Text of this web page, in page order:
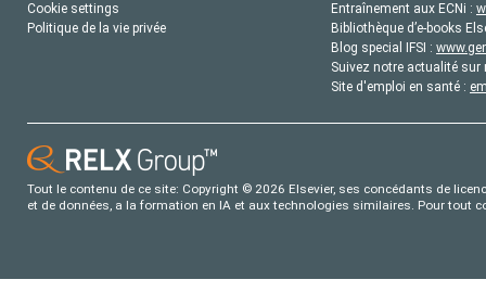
Cookie settings
Politique de la vie privée
Entraînement aux ECNi :
Bibliothèque d’e-books
Blog special IFSI :
Suivez notre actualité sur
Site d'emploi en santé :
Tout le contenu de ce site: Copyright © 2026 Elsevier, ses concédants de
et de données, a la formation en IA et aux technologies similaires. Pour tout